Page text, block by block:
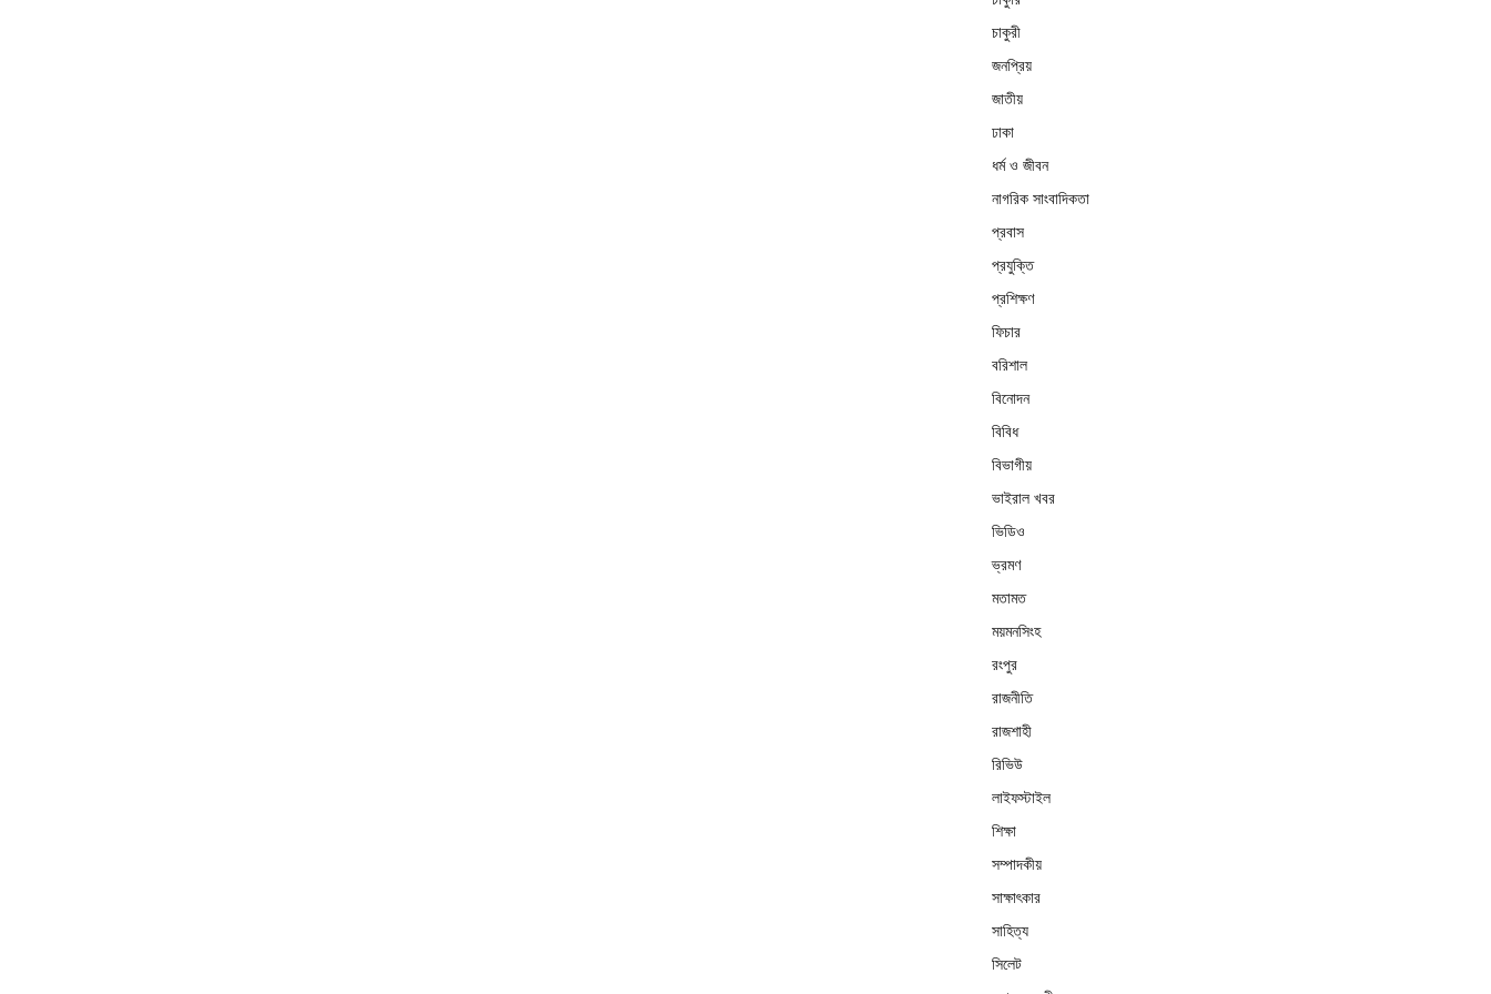
চাকুরী
জনপ্রিয়
জাতীয়
ঢাকা
ধর্ম ও জীবন
নাগরিক সাংবাদিকতা
প্রবাস
প্রযুক্তি
প্রশিক্ষণ
ফিচার
বরিশাল
বিনোদন
বিবিধ
বিভাগীয়
ভাইরাল খবর
ভিডিও
ভ্রমণ
মতামত
ময়মনসিংহ
রংপুর
রাজনীতি
রাজশাহী
রিভিউ
লাইফস্টাইল
শিক্ষা
সম্পাদকীয়
সাক্ষাৎকার
সাহিত্য
সিলেট